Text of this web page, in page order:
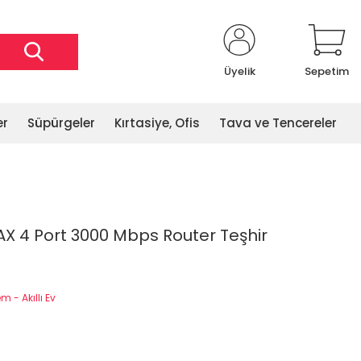
Üyelik Sepetim
Süpürgeler Kırtasiye, Ofis Tava ve Tencereler
4 Port 3000 Mbps Router Teşhir
- Akıllı Ev